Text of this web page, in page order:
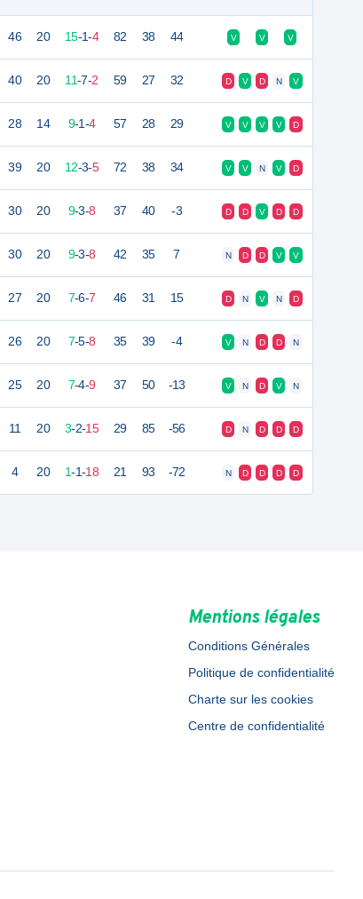
46 20 15-1-4 82 38 44 V V V
40 20 11-7-2 59 27 32 D V D N V
28 14 9-1-4 57 28 29 V V V V D
39 20 12-3-5 72 38 34 V V N V D
30 20 9-3-8 37 40 -3 D D V D D
30 20 9-3-8 42 35 7 N D D V V
27 20 7-6-7 46 31 15 D N V N D
26 20 7-5-8 35 39 -4 V N D D N
25 20 7-4-9 37 50 -13 V N D V N
11 20 3-2-15 29 85 -56 D N D D D
4 20 1-1-18 21 93 -72 N D D D D
Mentions légales
Conditions Générales
Politique de confidentialité
Charte sur les cookies
Centre de confidentialité